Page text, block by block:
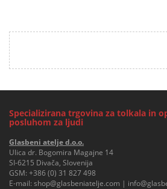
Specializirana trgovina za tolkala in
posluhom za ljudi
Glasbeni atelje d.o.o.
Ulica dr. Bogomira Magajne 14
SI-6215 Divača, Slovenija
GSM: +386 (0) 31 827 498
E-mail: shop@glasbeniatelje.com |